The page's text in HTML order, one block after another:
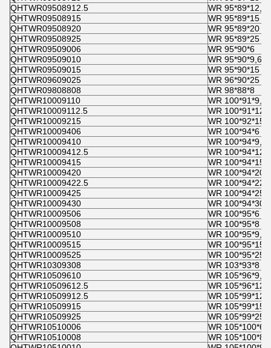
QHTWR09508912.5
WR 95*89*12,5
QHTWR09508915
WR 95*89*15
QHTWR09508920
WR 95*89*20
QHTWR09508925
WR 95*89*25
QHTWR09509006
WR 95*90*6
QHTWR09509010
WR 95*90*9,6
QHTWR09509015
WR 95*90*15
QHTWR09609025
WR 96*90*25
QHTWR09808808
WR 98*88*8
QHTWR10009110
WR 100*91*9,6
QHTWR10009112.5
WR 100*91*12,3
QHTWR10009215
WR 100*92*15
QHTWR10009406
WR 100*94*6
QHTWR10009410
WR 100*94*9,6
QHTWR10009412.5
WR 100*94*12,5
QHTWR10009415
WR 100*94*15
QHTWR10009420
WR 100*94*20
QHTWR10009422.5
WR 100*94*22,5
QHTWR10009425
WR 100*94*25
QHTWR10009430
WR 100*94*30
QHTWR10009506
WR 100*95*6
QHTWR10009508
WR 100*95*8
QHTWR10009510
WR 100*95*9,6
QHTWR10009515
WR 100*95*15
QHTWR10009525
WR 100*95*25
QHTWR10309308
WR 103*93*8
QHTWR10509610
WR 105*96*9,6
QHTWR10509612.5
WR 105*96*12,3
QHTWR10509912.5
WR 105*99*12,3
QHTWR10509915
WR 105*99*15
QHTWR10509925
WR 105*99*25
QHTWR10510006
WR 105*100*6
QHTWR10510008
WR 105*100*8